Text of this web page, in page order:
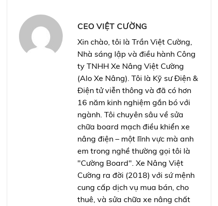
CEO VIỆT CƯỜNG
Xin chào, tôi là Trần Việt Cường,
Nhà sáng lập và điều hành Công
ty TNHH Xe Nâng Việt Cường
(Alo Xe Nâng). Tôi là Kỹ sư Điện &
Điện tử viễn thông và đã có hơn
16 năm kinh nghiệm gắn bó với
ngành. Tôi chuyên sâu về sửa
chữa board mạch điều khiển xe
nâng điện – một lĩnh vực mà anh
em trong nghề thường gọi tôi là
"Cường Board". Xe Nâng Việt
Cường ra đời (2018) với sứ mệnh
cung cấp dịch vụ mua bán, cho
thuê, và sửa chữa xe nâng chất